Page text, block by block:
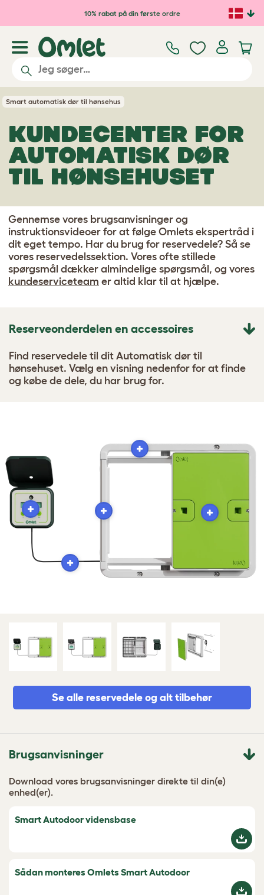
Gå til hovedindhold10% rabat på din første ordre
Smart automatisk dør til hønsehus
KUNDECENTER FOR
AUTOMATISK DØR
TIL HØNSEHUSET
Gennemse vores brugsanvisninger og
instruktionsvideoer for at følge Omlets ekspertråd i
dit eget tempo. Har du brug for reservedele? Så se
vores reservedelssektion. Vores ofte stillede
spørgsmål dækker almindelige spørgsmål, og vores
kundeserviceteam er altid klar til at hjælpe.
Reserveonderdelen en accessoires
Find reservedele til dit Automatisk dør til
hønsehuset. Vælg en visning nedenfor for at finde
og købe de dele, du har brug for.
Se alle reservedele og alt tilbehør
Brugsanvisninger
Download vores brugsanvisninger direkte til din(e)
enhed(er).
Smart Autodoor vidensbase
Sådan monteres Omlets Smart Autodoor